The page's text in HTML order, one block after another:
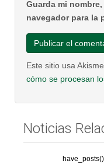
Guarda mi
navegador para la
Este sitio usa
cómo se procesan
Noticias